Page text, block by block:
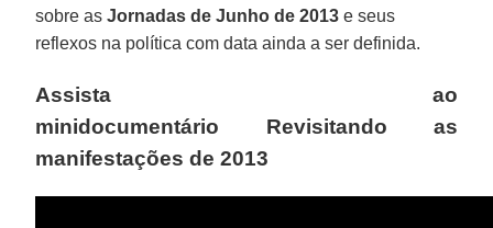
sobre asJornadas de Junho de 2013 e seus
reflexos na política com data ainda a ser definida.
Assista ao
minidocumentário Revisitando as
manifestações de 2013